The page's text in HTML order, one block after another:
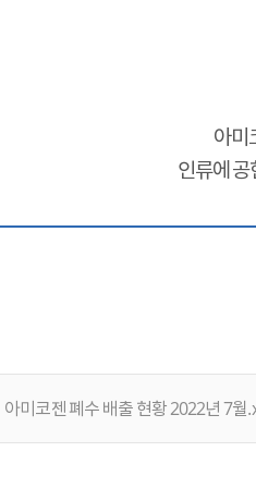
아미
인류에
아미코젠 폐수 배출 현황 2022년 7월